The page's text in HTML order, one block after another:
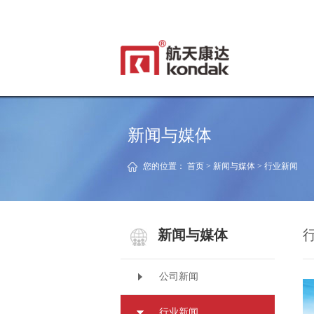
新闻与媒体
您的位置： 首页 > 新闻与媒体 > 行业新闻
新闻与媒体
公司新闻